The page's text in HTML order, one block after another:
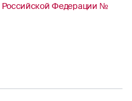
Российской Федерации №